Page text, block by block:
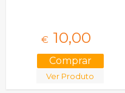
€ 10,00
Ver Produto